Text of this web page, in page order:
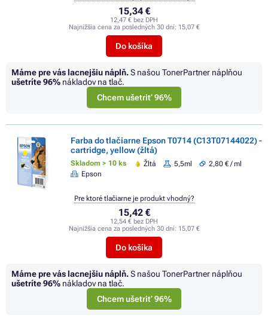
15,34 €
12,47 € bez DPH
Najnižšia cena za posledných 30 dní: 15,07 €
Do košíka
Máme pre vás lacnejšiu náplň.S našou TonerPartner náplňou
ušetríte96% nákladov na tlač.
Chcem ušetriť 96%
Farba do tlačiarne Epson T0714 (C13T07144022) -
cartridge, yellow (žltá)
Skladom > 10 ks Žltá 5,5ml
2,80 € / ml
Epson
15,42 €
12,54 € bez DPH
Najnižšia cena za posledných 30 dní: 15,07 €
Do košíka
Pre ktoré tlačiarne je produkt vhodný?
Máme pre vás lacnejšiu náplň.S našou TonerPartner náplňou
ušetríte96% nákladov na tlač.
Chcem ušetriť 96%